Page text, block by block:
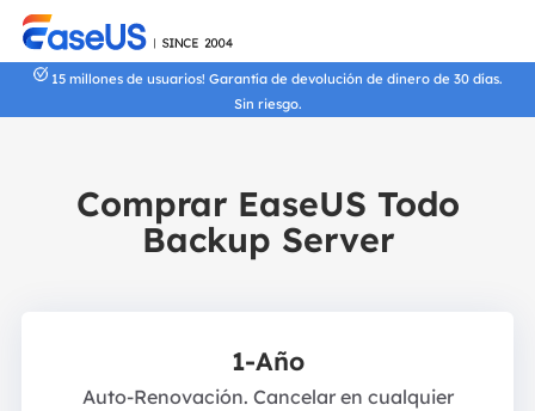
15 millones de usuarios! Garantía de devolución de dinero de 30 días.
Sin riesgo.
Comprar EaseUS Todo
Backup Server
1-Año
Auto-Renovación. Cancelar en cualquier